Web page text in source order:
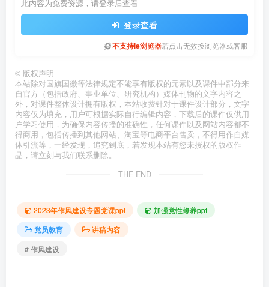
此内容为免费资源，请登录后查看
登录查看
不支持ie浏览器若点击无效换浏览器或客服
© 版权声明
本站除对国旗国徽等法律规定不能享有版权的元素以及课件中部分来
自官方（包括政府、事业单位、研究机构）媒体刊物的文字内容之
外，对课件整体设计拥有版权，本站收费针对于课件设计部分，文字
内容仅为填充，用户可根据实际自行编辑内容，下载后的课件仅供用
户学习使用，为确保内容传播的准确性，任何课件以及网站内容都不
得商用，包括传播到其他网站、淘宝等电商平台售卖，不得用作自媒
体引流等，一经发现，追究到底，若发现本站有您未授权的版权作
品，请立刻与我们联系删除。
THE END
2023年作风建设专题党课ppt
加强党性修养ppt
党员教育
讲稿内容
# 作风建设